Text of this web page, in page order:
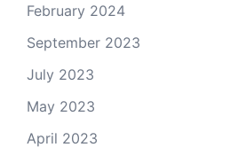
February 2024
September 2023
July 2023
May 2023
April 2023